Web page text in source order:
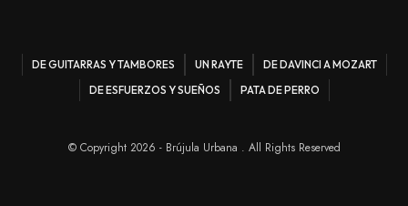
DE GUITARRAS Y TAMBORES UN RAYTE
DE DAVINCI A MOZART
DE ESFUERZOS Y SUEÑOS
PATA DE PERRO
© Copyright 2026 - Brújula Urbana . All Rights Reserved